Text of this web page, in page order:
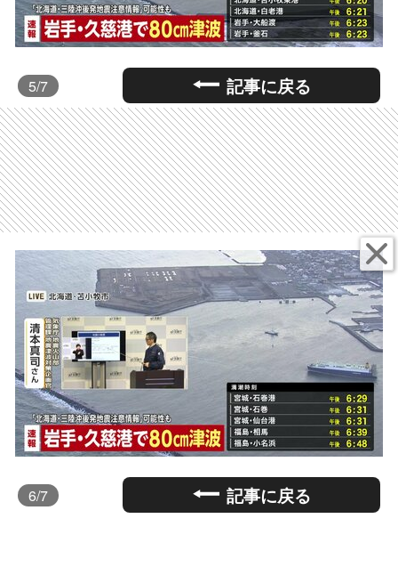
5/7 記事に戻る
6/7 記事に戻る